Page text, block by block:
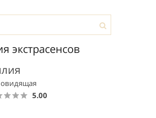
экстрасенсов
5.00